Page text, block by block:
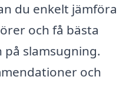
du enkelt jämföra
och få bästa
slamsugning.
och